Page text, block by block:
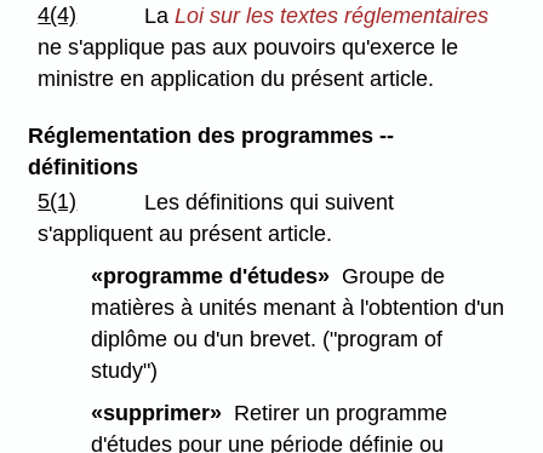
4(4)
LaLoi sur les textes réglementaires
ne s'applique pas aux pouvoirs qu'exerce le
ministre en application du présent article.
Réglementation des programmes --
définitions
5(1)
Les définitions qui suivent
s'appliquent au présent article.
«programme d'études» Groupe de
matières à unités menant à l'obtention d'un
diplôme ou d'un brevet. ("program of
study")
«supprimer» Retirer un programme
d'études pour une période définie ou